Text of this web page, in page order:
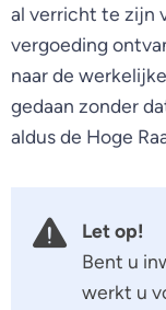
al verricht te zijn
vergoeding
naar de
gedaan zonder
aldus de Hoge
Let op!
Bent u
werkt u